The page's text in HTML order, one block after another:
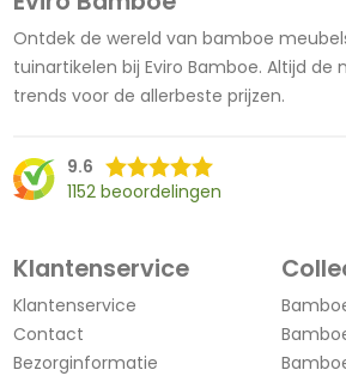
Ontdek de wereld van bamboe
tuinartikelen bij Eviro Bamboe. Altijd de
trends voor de allerbeste prijzen.
9.6
1152 beoordelingen
Klantenservice
Klantenservice
Contact
Bezorginformatie